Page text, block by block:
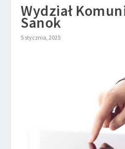
Wydział
Sanok
5 stycznia, 2025